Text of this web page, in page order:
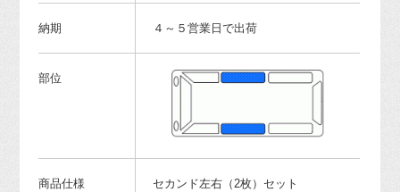
納期 ４～５営業日で出荷
部位
商品仕様 セカンド左右（2枚）セット